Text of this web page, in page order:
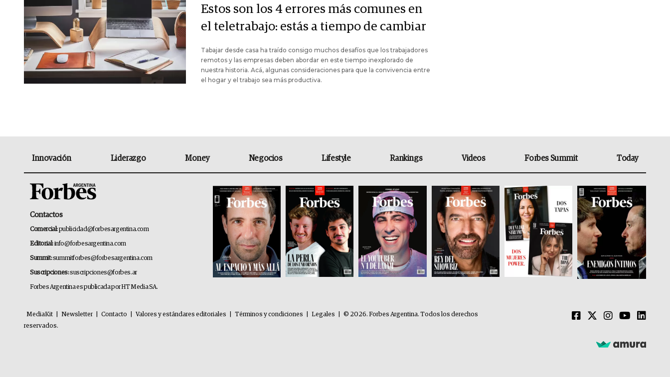
Estos son los 4 errores más comunes en
el teletrabajo: estás a tiempo de cambiar
Tabajar desde casa ha traído consigo muchos desafíos que los trabajadores
remotos y las empresas deben abordar en este tiempo inexplorado de
nuestra historia. Acá, algunas consideraciones para que la convivencia entre
el hogar y el trabajo sea más productiva.
Innovación Liderazgo Money Negocios Lifestyle Rankings Videos Forbes Summit Today
Contactos
Comercial:publicidad@forbesargentina.com
Editorial:info@forbesargentina.com
Summit:summitforbes@forbesargentina.com
Suscripciones:suscripciones@forbes.ar
Forbes Argentina es publicada por HT Media SA.
MediaKit Newsletter Contacto Valores y estándares editoriales Términos y condiciones Legales
© 2026. Forbes Argentina. Todos los derechos
reservados.